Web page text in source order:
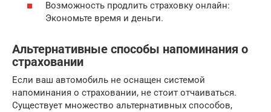
Возможность продлить страховку онлайн:
Экономьте время и деньги.
Альтернативные способы напоминания о
страховании
Если ваш автомобиль не оснащен системой
напоминания о страховании, не стоит отчаиваться.
Существует множество альтернативных способов,